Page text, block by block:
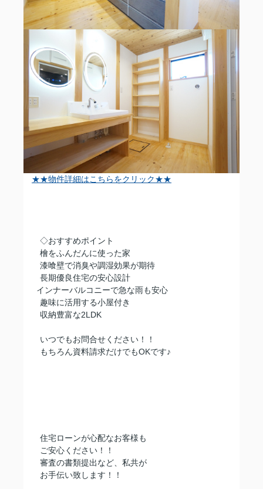
★★物件詳細はこちらをクリック★★
◇おすすめポイント
檜をふんだんに使った家
漆喰壁で消臭や調湿効果が期待
長期優良住宅の安心設計
インナーバルコニーで急な雨も安心
趣味に活用する小屋付き
収納豊富な2LDK
いつでもお問合せください！！
もちろん資料請求だけでもOKです♪
住宅ローンが心配なお客様も
ご安心ください！！
審査の書類提出など、私共が
お手伝い致します！！